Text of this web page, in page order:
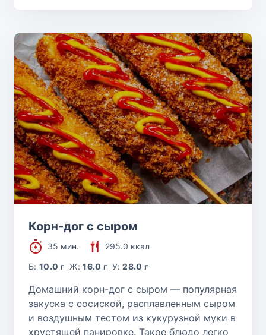
Корн-дог с сыром
35 мин.
295.0 ккал
Б:10.0 г Ж:16.0 г У:28.0 г
Домашний корн-дог с сыром — популярная
закуска с сосиской, расплавленным сыром
и воздушным тестом из кукурузной муки в
хрустящей панировке. Такое блюдо легко